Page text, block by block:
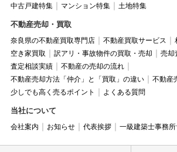
中古戸建特集
マンション特集 土地特集
不動産売却・買取
奈良県の不動産買取専門店 不動産買取サービス
空き家買取
訳アリ・事故物件の買取・売却
売却
査定相談実績
不動産の売却の流れ
不動産売却方法「仲介」と「買取」の違い
不動産
少しでも高く売るポイント
よくある質問
当社について
会社案内 お知らせ 代表挨拶 一級建築士事務